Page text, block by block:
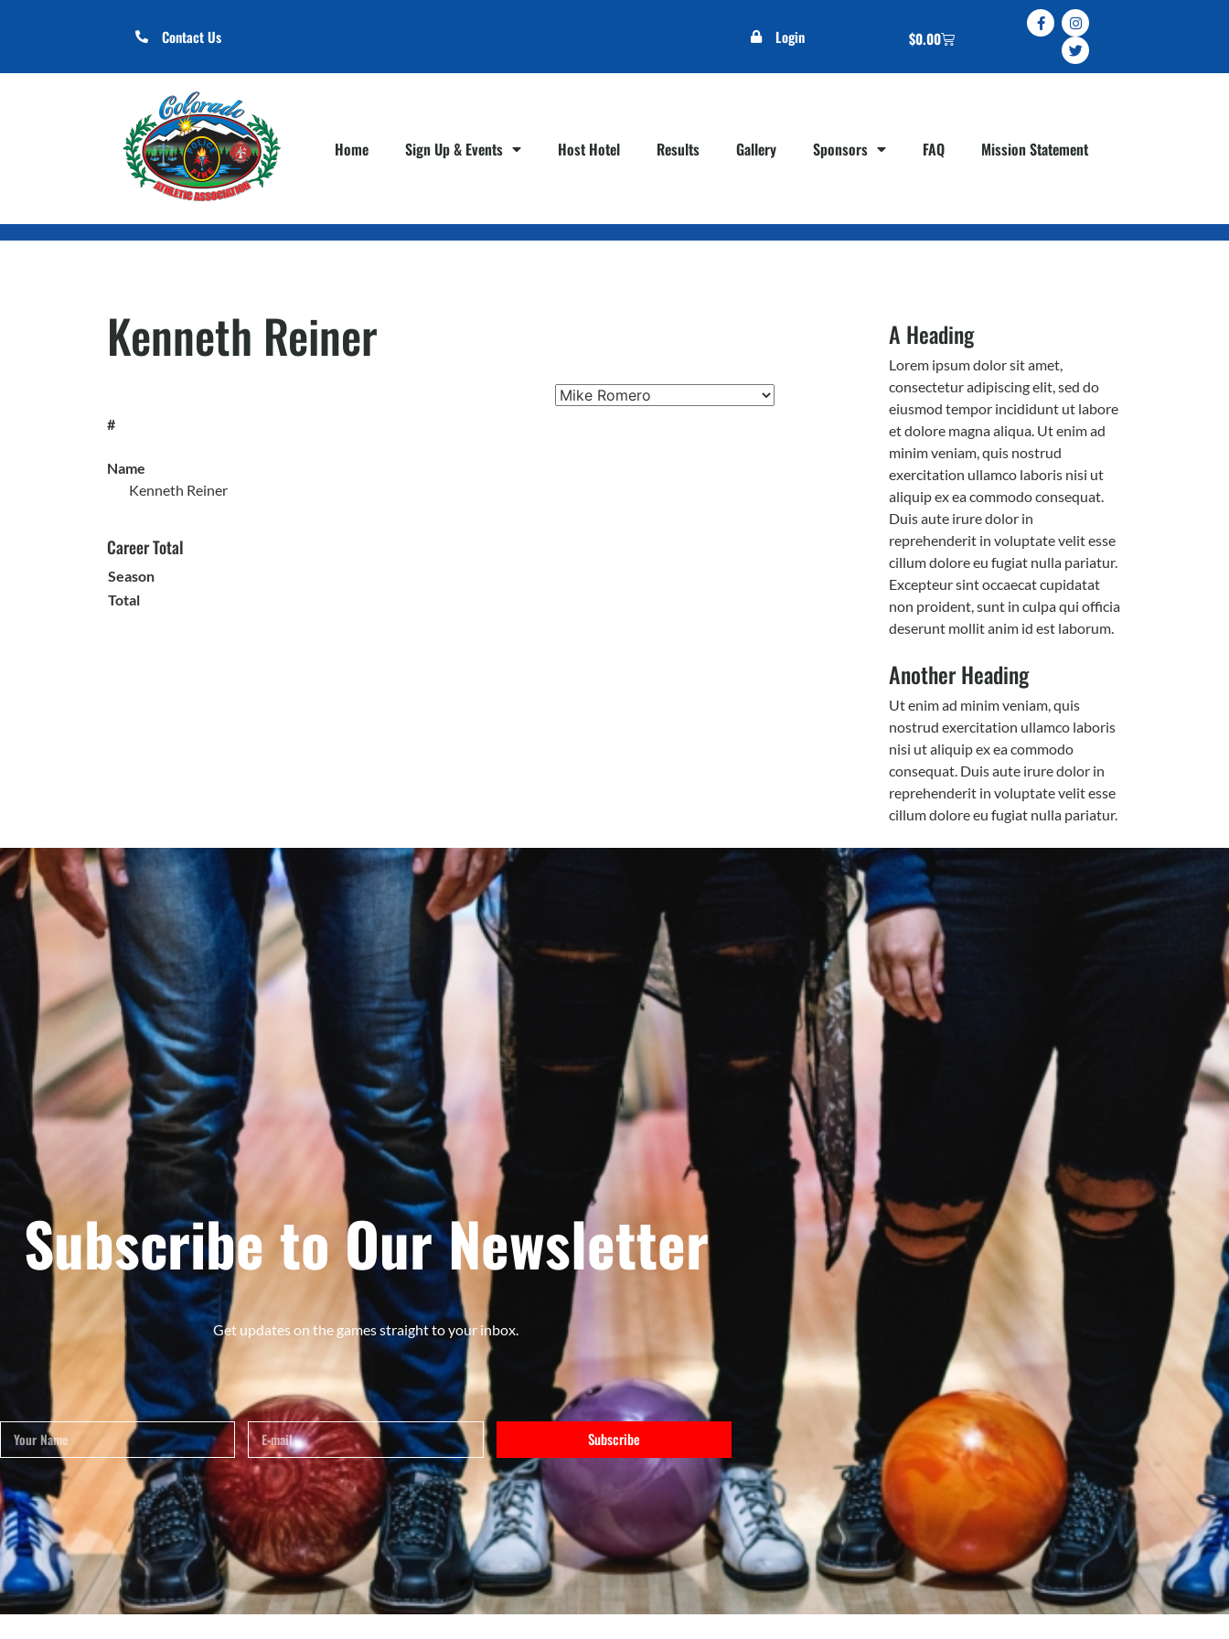
Contact Us Login $0.00
Home Sign Up & Events Host Hotel Results Gallery Sponsors FAQ Mission Statement
Kenneth Reiner
#
Name
Kenneth Reiner
Career Total
Season
Total
A Heading
Lorem ipsum dolor sit amet,
consectetur adipiscing elit, sed do
eiusmod tempor incididunt ut labore
et dolore magna aliqua. Ut enim ad
minim veniam, quis nostrud
exercitation ullamco laboris nisi ut
aliquip ex ea commodo consequat.
Duis aute irure dolor in
reprehenderit in voluptate velit esse
cillum dolore eu fugiat nulla pariatur.
Excepteur sint occaecat cupidatat
non proident, sunt in culpa qui officia
deserunt mollit anim id est laborum.
Another Heading
Ut enim ad minim veniam, quis
nostrud exercitation ullamco laboris
nisi ut aliquip ex ea commodo
consequat. Duis aute irure dolor in
reprehenderit in voluptate velit esse
cillum dolore eu fugiat nulla pariatur.
Subscribe to Our Newsletter
Get updates on the games straight to your inbox.
Subscribe